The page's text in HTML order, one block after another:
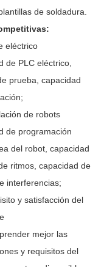
de soldadura.
eléctrico
de PLC eléctrico,
prueba, capacidad
de robots
de programación
del robot, capacidad
ritmos, capacidad de
interferencias;
y satisfacción del
mejor las
y requisitos del